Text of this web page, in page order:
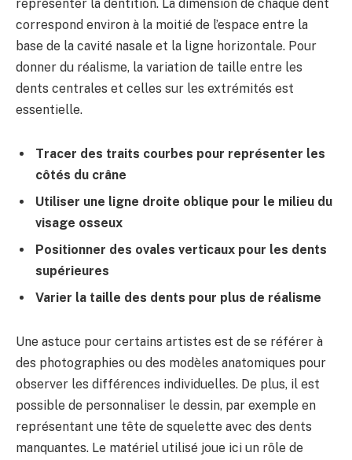
représenter la dentition. La dimension de chaque dent
correspond environ à la moitié de l’espace entre la
base de la cavité nasale et la ligne horizontale. Pour
donner du réalisme, la variation de taille entre les
dents centrales et celles sur les extrémités est
essentielle.
Tracer des traits courbes pour représenter les
côtés du crâne
Utiliser une ligne droite oblique pour le milieu du
visage osseux
Positionner des ovales verticaux pour les dents
supérieures
Varier la taille des dents pour plus de réalisme
Une astuce pour certains artistes est de se référer à
des photographies ou des modèles anatomiques pour
observer les différences individuelles. De plus, il est
possible de personnaliser le dessin, par exemple en
représentant une tête de squelette avec des dents
manquantes. Le matériel utilisé joue ici un rôle de